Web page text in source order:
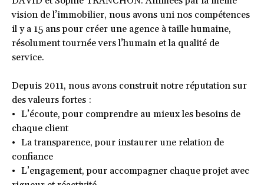
vision de l’immobilier, nous avons uni nos compétences
il y a 15 ans pour créer une agence à taille humaine,
résolument tournée vers l’humain et la qualité de
service.
Depuis 2011, nous avons construit notre réputation sur
des valeurs fortes :
L’écoute, pour comprendre au mieux les besoins de
chaque client
La transparence, pour instaurer une relation de
confiance
L’engagement, pour accompagner chaque projet avec